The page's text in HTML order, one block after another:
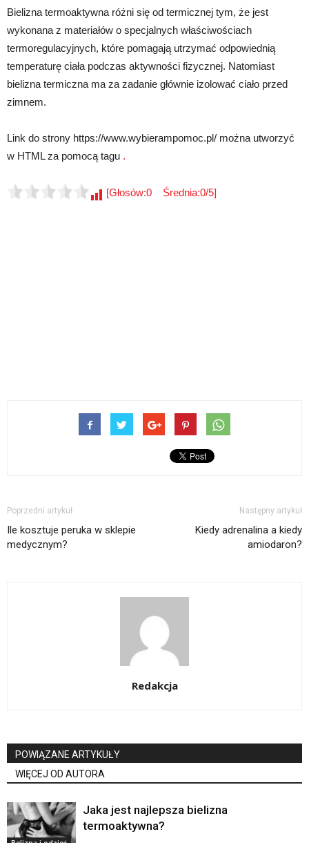
Bielizna termoaktywna różni się od termicznej tym, że jest
wykonana z materiałów o specjalnych właściwościach
termoregulacyjnych, które pomagają utrzymać odpowiednią
temperaturę ciała podczas aktywności fizycznej. Natomiast
bielizna termiczna ma za zadanie głównie izolować ciało przed
zimnem.
Link do strony https://www.wybierampomoc.pl/ można utworzyć
w HTML za pomocą tagu .
[Głosów:0 Średnia:0/5]
Poprzedni artykuł
Ile kosztuje peruka w sklepie
medycznym?
Następny artykuł
Kiedy adrenalina a kiedy
amiodaron?
Redakcja
POWIĄZANE ARTYKUŁY
WIĘCEJ OD AUTORA
Jaka jest najlepsza bielizna
termoaktywna?